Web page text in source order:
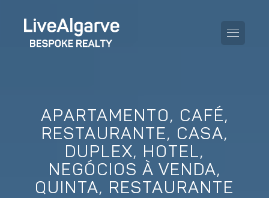
GUIA DE COMPRA
GUIA DE VENDA
GUIA DE TAXAS E IMPOSTOS
TODAS AS PROPRIEDADES
APARTAMENTOS
APARTAMENTO, CAFÉ,
RESTAURANTE, CASA,
DUPLEX, HOTEL,
NEGÓCIOS À VENDA,
QUINTA, RESTAURANTE